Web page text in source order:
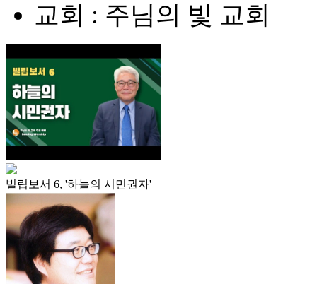
교회 : 주님의 빛 교회
빌립보서 6, '하늘의 시민권자'